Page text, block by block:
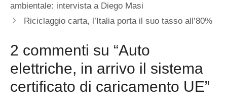
ambientale: intervista a Diego Masi
Riciclaggio carta, l’Italia porta il suo tasso all’80%
2 commenti su “Auto
elettriche, in arrivo il sistema
certificato di caricamento UE”